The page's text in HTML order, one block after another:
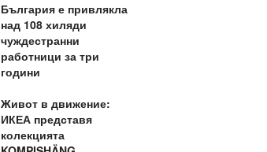
България е привлякла
над 108 хиляди
чуждестранни
работници за три
години
Живот в движение:
ИКЕА представя
колекцията